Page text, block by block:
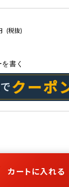
(税抜)
書く
カートに入れる